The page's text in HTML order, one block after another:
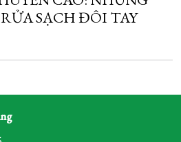
SẠCH ĐÔI TAY